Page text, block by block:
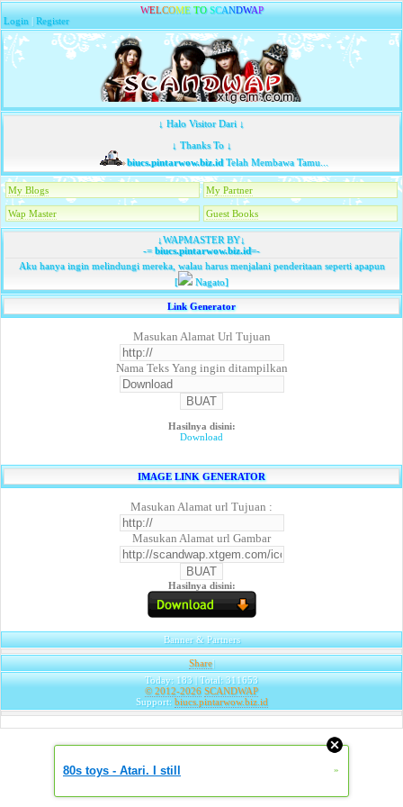
WELCOME TO SCANDWAP
Login |Register
↓ Halo Visitor Dari ↓
↓ Thanks To ↓
biucs.pintarwow.biz.idTelah Membawa Tamu...
My Blogs My Partner
Wap Master Guest Books
↓WAPMASTER BY↓
-=biucs.pintarwow.biz.id=-
Aku hanya ingin melindungi mereka, walau harus menjalani penderitaan seperti apapun
[
Nagato]
Link Generator
Masukan Alamat Url Tujuan
Nama Teks Yang ingin ditampilkan
Hasilnya disini:
Download
IMAGE LINK GENERATOR
Masukan Alamat url Tujuan :
Masukan Alamat url Gambar
Hasilnya disini:
Banner & Partners
Share|
Today: 183 | Total: 311653
© 2012-2026 SCANDWAP
Support: biucs.pintarwow.biz.id
80s toys - Atari. I still »